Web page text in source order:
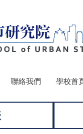
聯絡我們 學校首